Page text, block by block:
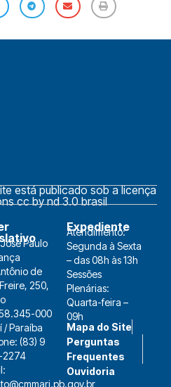
está publicado sob a licença
cc by nd 3.0 brasil
Paulo
de
250,
000
/ Paraíba
(83) 9
2274
Expediente
Atendimento:
Segunda à Sexta
– das 08h às 13h
Sessões
Plenárias:
Quarta-feira –
09h
Mapa do Site
Perguntas
Frequentes
Ouvidoria